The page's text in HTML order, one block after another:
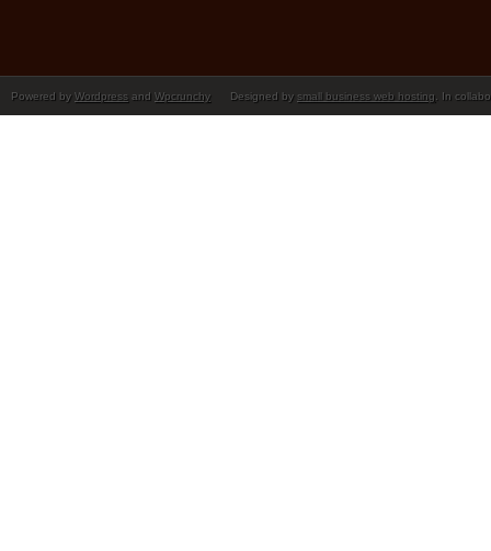
Powered by Wordpress and Wpcrunchy Designed by small business web hosting . In